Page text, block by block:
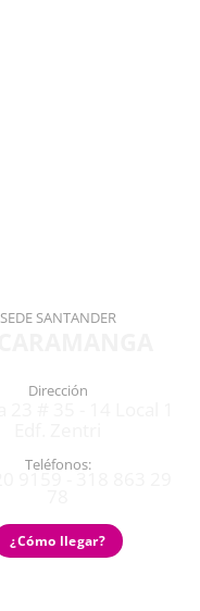
SEDE SANTANDER
Dirección
Teléfonos:
¿Cómo llegar?